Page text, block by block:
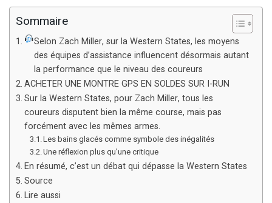
Sommaire
Selon Zach Miller, sur la Western States, les moyens
des équipes d’assistance influencent désormais autant
la performance que le niveau des coureurs
ACHETER UNE MONTRE GPS EN SOLDES SUR I-RUN
Sur la Western States, pour Zach Miller, tous les
coureurs disputent bien la même course, mais pas
forcément avec les mêmes armes.
Les bains glacés comme symbole des inégalités
Une réflexion plus qu’une critique
En résumé, c’est un débat qui dépasse la Western States
Source
Lire aussi